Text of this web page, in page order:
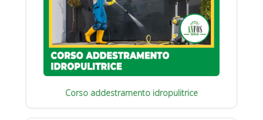
Corso addestramento idropulitrice